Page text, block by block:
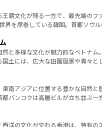
わってほしい。 なお、新着のハワイ情報
ンツ一覧を参照してほしい。
クティビティも充実しており、サー
ハイキングなど、アウトドア好きに
ストラリアの多彩な魅力を存分に味
しい。
つな山岳地帯である台湾東部など
静けさが共存しており、訪れる人に
たらしてくれる。また、奥深い台湾
と評判のスイーツなど、バラエテ
が味わえる。 なお、新着の台湾情報は コンテ
しい。
王朝文化が残る一方で、最先端のフ
界を席巻している韓国。首都ソウ
足を延ばせば四季折々の自然美を
そして、キムチや焼肉、絶品のスト
まざまな韓国料理が待っている。夜
包まれながら、韓国の多彩な魅力を
わってみてほしい。 なお、新着の韓国情報は
してほしい。
然と多様な文化が魅力的なベトナム
国土には、広大な田園風景や青々と
展と共に伝統が息づく。ハノイの古
市のフランス統治時代の建物も、独
ている。また、バラエティの豊かさ
ォーやバインミー、ベトナムコーヒ
味わいたい。どの地域を訪れてもあ
東南アジアに位置する豊かな自然と
都バンコクは高層ビルが立ち並ぶ一
交差している。北部ではチェンマイ
と触れ合い、南部ではプーケットや
西洋の文化が交わる香港は、特有の